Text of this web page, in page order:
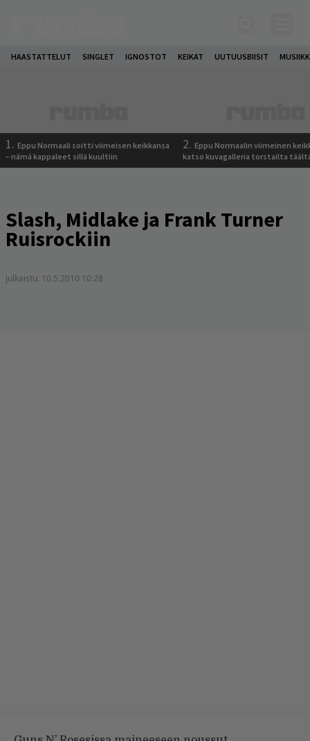
HAASTATTELUT SINGLET IGNOSTOT KEIKAT UUTUUSBIISIT
1. Eppu Normaali soitti viimeisen keikkansa
– nämä kappaleet sillä kuultiin
2. Eppu Normaalin viimeinen
katso kuvagalleria torstailta
Slash, Midlake ja Frank Turner
Ruisrockiin
Julkaistu: 10.5.2010 10:28